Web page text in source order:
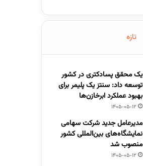
تازه
یک محقق پسادکتری در کشور
توسعه داد: سنتز یک پلیمر برای
بهبود عملکرد ابرخازن‌ها
1405-05-12
مدیرعامل جدید شرکت سهامی
نمایشگاه‌های بین‌المللی کشور
منصوب شد
1405-05-12